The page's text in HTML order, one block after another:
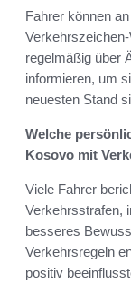
Fahrer können
regelmäßig über
informieren, um
neuesten Stand
Welche
Kosovo mit
Viele Fahrer
Verkehrsstrafen,
besseres
Verkehrsregeln
positiv